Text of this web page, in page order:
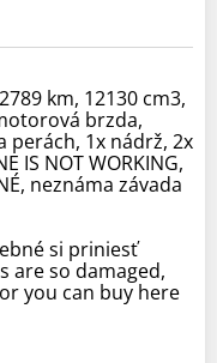
km, 12130 cm3,
brzda,
perách, 1x nádrž, 2x
IS NOT WORKING,
neznáma závada
si priniesť
are so damaged,
you can buy here